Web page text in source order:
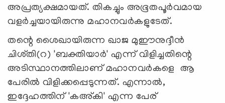
അപ്രത്യക്ഷമായത്. തികച്ചും അഭൂതപൂര്‍വമായ
വളര്‍ച്ചയായിരുന്നു മഹാനവര്‍കളുടേത്.
തന്റെ ശൈഖായിരുന്ന ഖാജ മുഈനുദ്ദീന്‍
ചിശ്തി(റ) 'ബക്തിയാര്‍' എന്ന് വിളിച്ചതിന്റെ
അടിസ്ഥാനത്തിലാണ് മഹാനവര്‍കളെ ആ
പേരില്‍ വിളിക്കപ്പെടുന്നത്. എന്നാല്‍,
ഇദ്ദേഹത്തിന് 'കഅ്കി' എന്ന പേര്